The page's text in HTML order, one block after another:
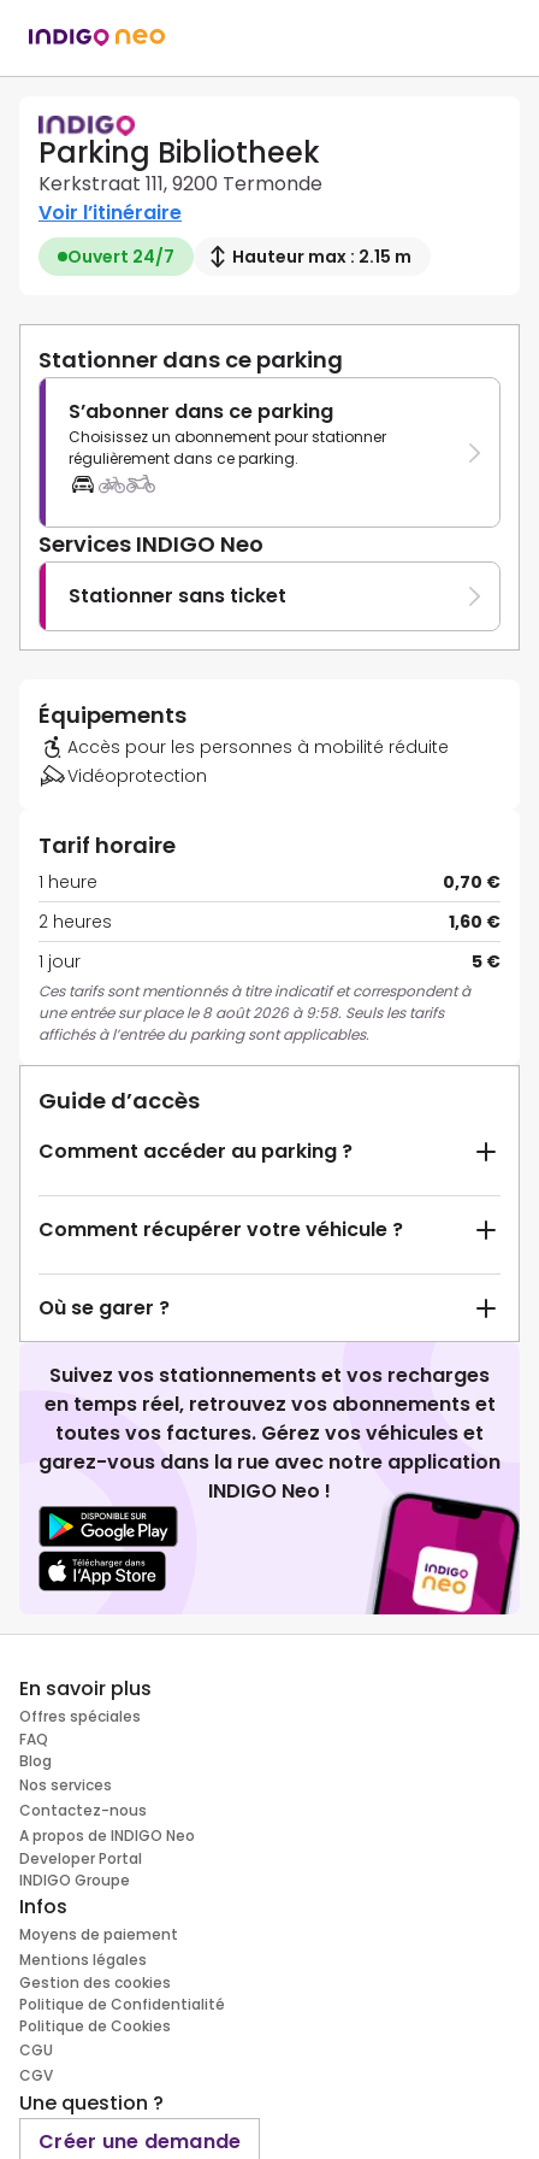
Parking Bibliotheek
Kerkstraat 111, 9200 Termonde
Voir l’itinéraire
Ouvert 24/7 Hauteur max : 2.15 m
Stationner dans ce parking
S’abonner dans ce parking
Choisissez un abonnement pour stationner
régulièrement dans ce parking.
Services INDIGO Neo
Stationner sans ticket
Équipements
Accès pour les personnes à mobilité réduite
Vidéoprotection
Tarif horaire
1 heure
0,70 €
2 heures
1,60 €
1 jour
5 €
Ces tarifs sont mentionnés à titre indicatif et correspondent à
une entrée sur place le 8 août 2026 à 9:58. Seuls les tarifs
affichés à l’entrée du parking sont applicables.
Guide d’accès
Comment accéder au parking ?
Comment récupérer votre véhicule ?
Où se garer ?
Suivez vos stationnements et vos recharges
en temps réel, retrouvez vos abonnements et
toutes vos factures. Gérez vos véhicules et
garez-vous dans la rue avec notre application
INDIGO Neo !
En savoir plus
Offres spéciales
FAQ
Blog
Nos services
Contactez-nous
A propos de INDIGO Neo
Developer Portal
INDIGO Groupe
Infos
Moyens de paiement
Mentions légales
Gestion des cookies
Politique de Confidentialité
Politique de Cookies
CGU
CGV
Une question ?
Créer une demande